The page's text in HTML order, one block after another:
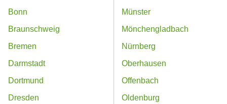
Bonn
Braunschweig
Bremen
Darmstadt
Dortmund
Dresden
Münster
Mönchengladbach
Nürnberg
Oberhausen
Offenbach
Oldenburg